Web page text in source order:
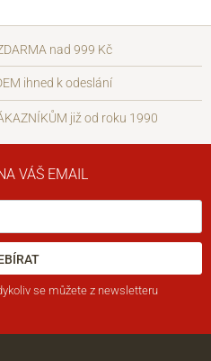
nad 999 Kč
ihned k odeslání
již od roku 1990
VÁŠ EMAIL
se můžete z newsletteru